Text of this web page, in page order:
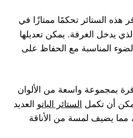
هذه الستائر تحكمًا ممتازًا في
يدخل الغرفة. يمكن تعديلها
المناسبة مع الحفاظ على
بمجموعة واسعة من الألوان
أن تكمل الستائر الباتو العديد
مما يضيف لمسة من الأناقة